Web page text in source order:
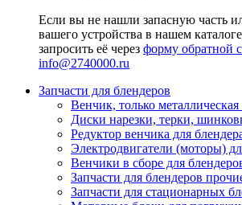
Если вы не нашли запасную часть
вашего устройства в нашем
запросить её через форму обратной
info@2740000.ru
Запчасти для блендеров
Венчик, только металлическая
Диски нарезки, терки,
Редуктор венчика для
Электродвигатели (моторы)
Венчики в сборе для
Запчасти для блендеров
Запчасти для стационарных